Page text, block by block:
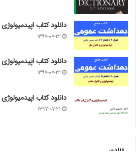
دانلود کتاب
۱۳۹۷-۰۷-۲۲
دانلود کتاب
۱۳۹۷-۰۷-۲۲
دانلود کتاب
۱۳۹۷-۰۷-۲۱